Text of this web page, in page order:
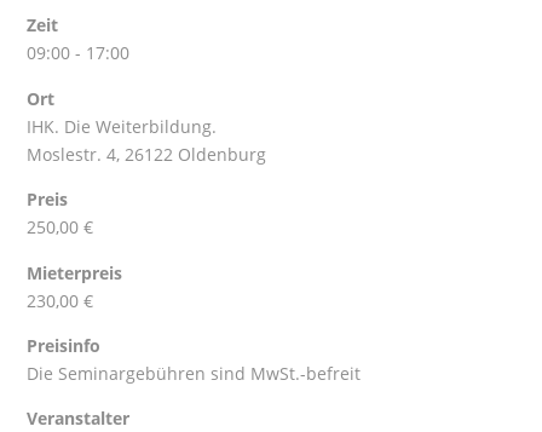
Zeit
09:00 - 17:00
Ort
IHK. Die Weiterbildung.
Moslestr. 4, 26122 Oldenburg
Preis
250,00 €
Mieterpreis
230,00 €
Preisinfo
Die Seminargebühren sind MwSt.-befreit
Veranstalter